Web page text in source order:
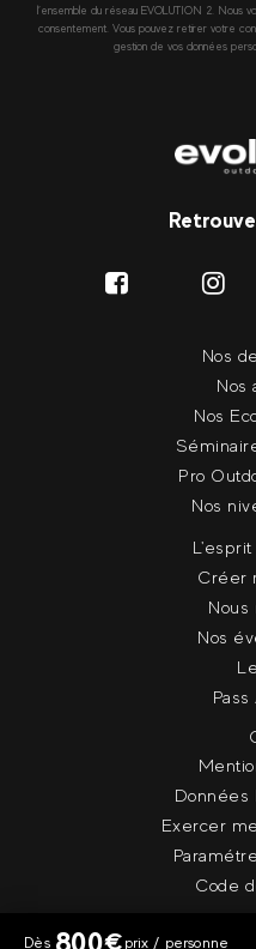
Dès € prix / personne
l’ensemble du réseau EVOLUTION 2. Nous
consentement. Vous pouvez retirer votre
gestion de vos données
Nos
Nos
Nos
Pro
Nos
L'esprit
Créer
Nous
Nos
Données
Exercer
Code